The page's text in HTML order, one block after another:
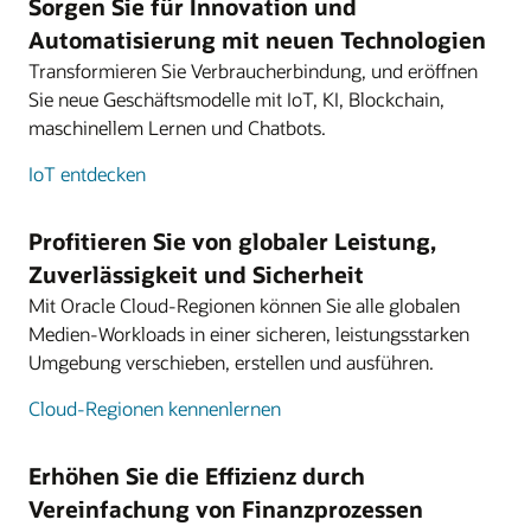
Sorgen Sie für Innovation und
Automatisierung mit neuen Technologien
Transformieren Sie Verbraucherbindung, und eröffnen
Sie neue Geschäftsmodelle mit IoT, KI, Blockchain,
maschinellem Lernen und Chatbots.
IoT entdecken
Profitieren Sie von globaler Leistung,
Zuverlässigkeit und Sicherheit
Mit Oracle Cloud-Regionen können Sie alle globalen
Medien-Workloads in einer sicheren, leistungsstarken
Umgebung verschieben, erstellen und ausführen.
Cloud-Regionen kennenlernen
Erhöhen Sie die Effizienz durch
Vereinfachung von Finanzprozessen